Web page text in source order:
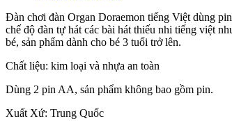
Đàn chơi đàn Organ Doraemon tiếng Việt dùng
chế độ đàn tự hát các bài hát thiếu nhi tiếng việt
bé, sản phẩm dành cho bé 3 tuổi trở lên.
Chất liệu: kim loại và nhựa an toàn
Dùng 2 pin AA, sản phẩm không bao gồm pin.
Xuất Xứ: Trung Quốc